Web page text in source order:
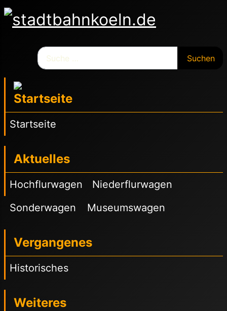
Suchen
Startseite
Aktuelles
Hochflurwagen
Niederflurwagen
Sonderwagen
Museumswagen
Vergangenes
Historisches
Weiteres